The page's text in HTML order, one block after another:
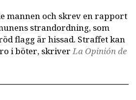
mannen och skrev en rapport
strandordning, som
flagg är hissad. Straffet kan
i böter, skriverLa Opinión de